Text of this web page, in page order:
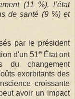
(11 %), l’état
de santé (9 %) et
par le président
d'un 51eÉtat ont
du changement
exorbitants des
croissante
avoir un impact